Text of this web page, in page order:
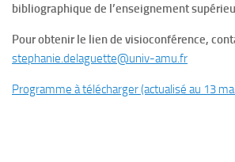
bibliographique de l’enseignement
Pour obtenir le lien de visioconférence,
stephanie.delaguette@univ-amu.fr
Programme à télécharger (actualisé au 13